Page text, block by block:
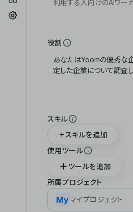
役割
スキル
スキルを追加
使用ツール
ツールを追加
所属プロジェクト
Myマイプロジェクト